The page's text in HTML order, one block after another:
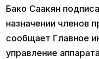
Бако Саакян
назначении членов
сообщает Главное
управление